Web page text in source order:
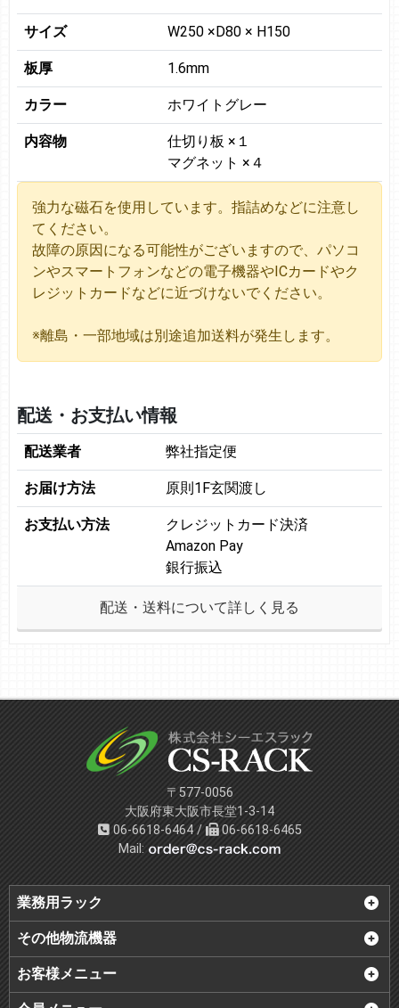
サイズ W250 ×D80 × H150
板厚 1.6mm
カラー ホワイトグレー
内容物
仕切り板 ×１
マグネット ×４
強力な磁石を使用しています。指詰めなどに注意し
てください。
故障の原因になる可能性がございますので、パソコ
ンやスマートフォンなどの電子機器やICカードやク
レジットカードなどに近づけないでください。
※離島・一部地域は別途追加送料が発生します。
配送・お支払い情報
配送業者 弊社指定便
お届け方法 原則1F玄関渡し
お支払い方法
クレジットカード決済
Amazon Pay
銀行振込
配送・送料について詳しく見る
〒577-0056
大阪府東大阪市長堂1-3-14
06-6618-6464 /
06-6618-6465
Mail:
業務用ラック
その他物流機器
お客様メニュー